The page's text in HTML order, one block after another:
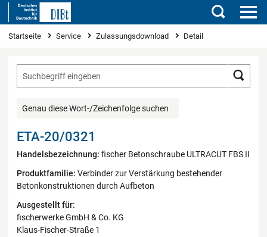
Suchen
Sie sind hier
Startseite Service Zulassungsdownload Detail
Genau diese Wort-/Zeichenfolge suchen
ETA-20/0321
Handelsbezeichnung: fischer Betonschraube ULTRACUT FBS II
Produktfamilie: Verbinder zur Verstärkung bestehender
Betonkonstruktionen durch Aufbeton
Ausgestellt für:
fischerwerke GmbH & Co. KG
Klaus-Fischer-Straße 1